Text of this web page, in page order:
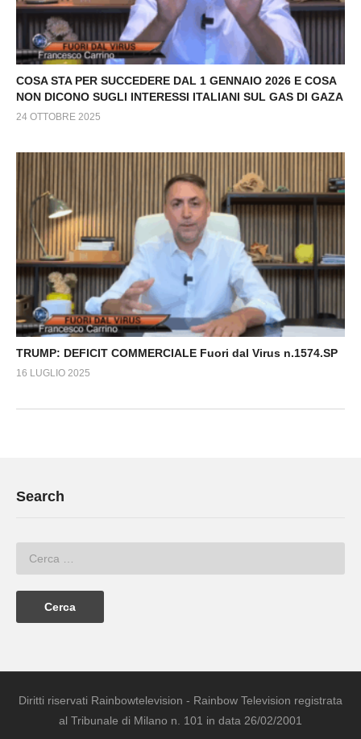
COSA STA PER SUCCEDERE DAL 1 GENNAIO 2026 E COSA
NON DICONO SUGLI INTERESSI ITALIANI SUL GAS DI GAZA
24 OTTOBRE 2025
TRUMP: DEFICIT COMMERCIALE Fuori dal Virus n.1574.SP
16 LUGLIO 2025
Search
Diritti riservati Rainbowtelevision - Rainbow Television registrata
al Tribunale di Milano n. 101 in data 26/02/2001